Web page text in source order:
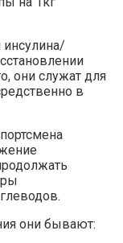
они служат для
в
они бывают: